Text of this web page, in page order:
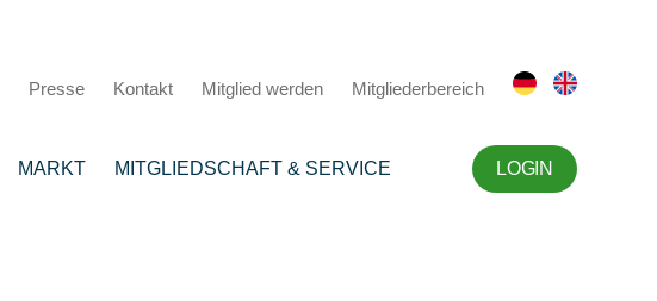
Presse Kontakt Mitglied werden Mitgliederbereich
MARKT MITGLIEDSCHAFT & SERVICE LOGIN